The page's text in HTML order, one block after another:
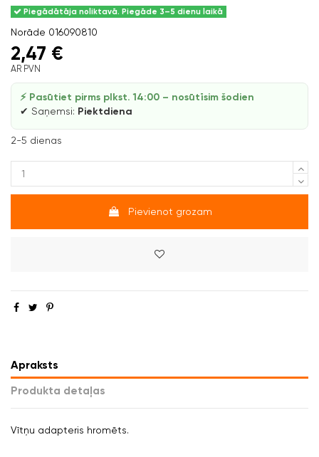
Piegādātāja noliktavā. Piegāde 3–5 dienu laikā
Norāde 016090810
2,47 €
AR PVN
⚡ Pasūtiet pirms plkst. 14:00 – nosūtīsim šodien
✔ Saņemsi: Piektdiena
2-5 dienas
Pievienot grozam
Apraksts
Produkta detaļas
Vītņu adapteris hromēts.